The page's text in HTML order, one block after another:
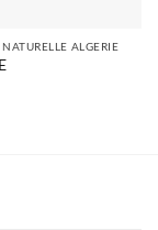
ALGERIE